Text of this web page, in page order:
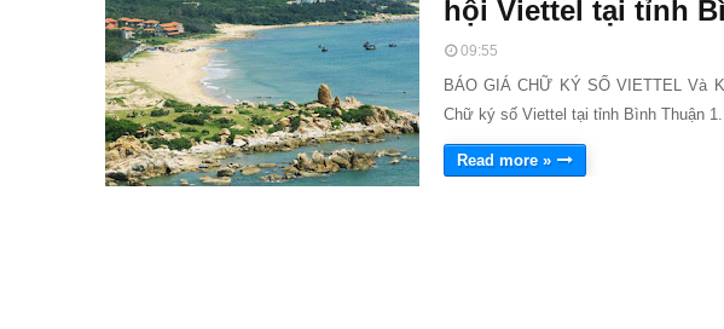
hội Viettel tại tỉnh
09:55
BÁO GIÁ CHỮ KÝ SỐ VIETTEL Và
Chữ ký số Viettel tại tỉnh Bình
Read more »